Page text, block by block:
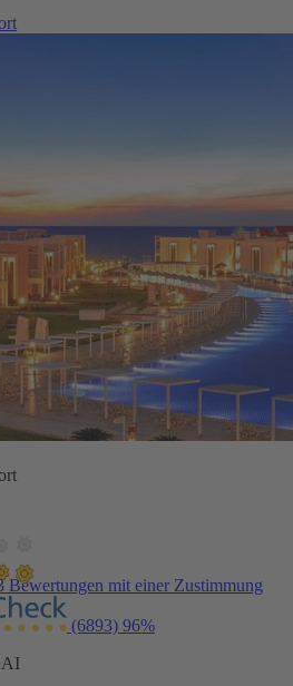
Bewertungen mit einer Zustimmung
(6893) 96%
AI